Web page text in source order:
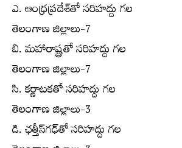
ఎ. ఆంధ్రప్రదేశ్‌తో సరిహద్దు గల
తెలంగాణ జిల్లాలు-7
బి. మహారాష్ట్రతో సరిహద్దు గల
తెలంగాణ జిల్లాలు-7
సి. కర్ణాటకతో సరిహద్దు గల
తెలంగాణ జిల్లాలు-3
డి. ఛత్తీస్‌గఢ్‌తో సరిహద్దు గల